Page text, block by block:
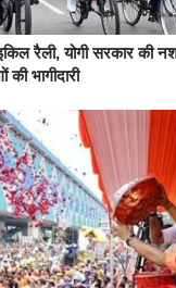
रैली, योगी सरकार की
भागीदारी